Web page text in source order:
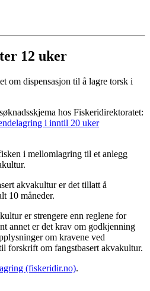
12 uker
om dispensasjon til å lagre torsk i
hos Fiskeridirektoratet:
i inntil 20 uker
i mellomlagring til et anlegg
akvakultur er det tillatt å
10 måneder.
er strengere enn reglene for
annet er det krav om godkjenning
om kravene ved
forskrift om fangstbasert akvakultur.
(fiskeridir.no).